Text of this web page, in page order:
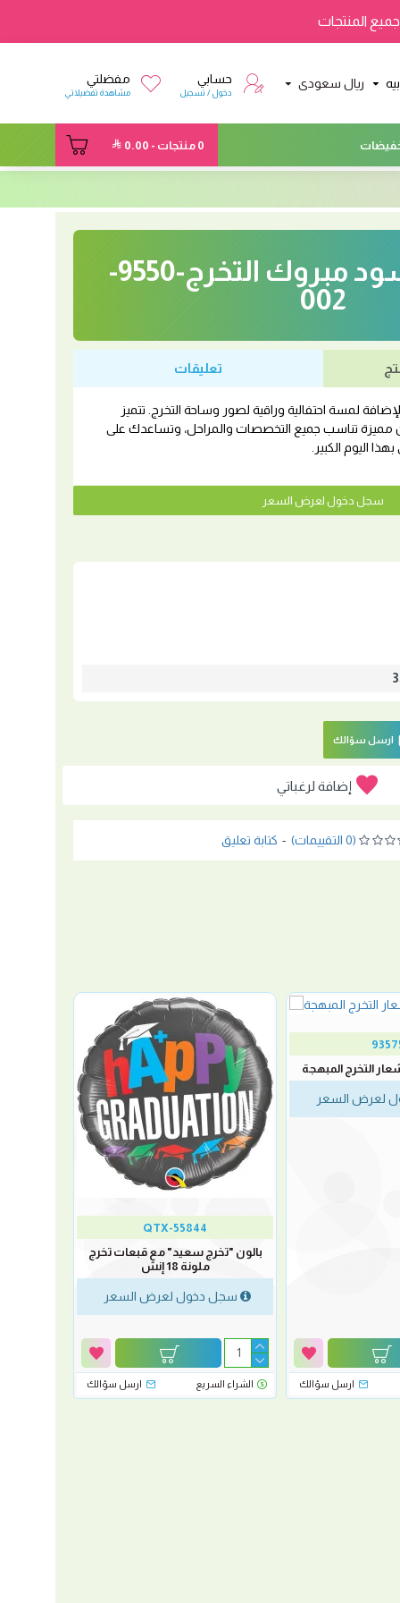
المنتجات
ريال سعودى حسابي
دخول / تسجيل
مفضلتي
مشاهدة تفضيلاتي
0 منتجات - 0.00
بانر مثلث اسود مبروك التخرج-9550-
002
تعليقات
لإضافة لمسة احتفالية وراقية لصور وساحة التخرج. تتميز
مميزة تناسب جميع التخصصات والمراحل، وتساعدك على
اليوم الكبير.
(0 التقييمات) - كتابة تعليق
سجل دخول لعرض السعر
ارسل سؤالك
إضافة لرغباتي
التخرج المبهجة
لعرض السعر
ارسل سؤالك
QTX-55844
بالون "تخرج سعيد" مع قبعات تخرج
ملونة 18 إنش
سجل دخول لعرض السعر
الشراء السريع ارسل سؤالك